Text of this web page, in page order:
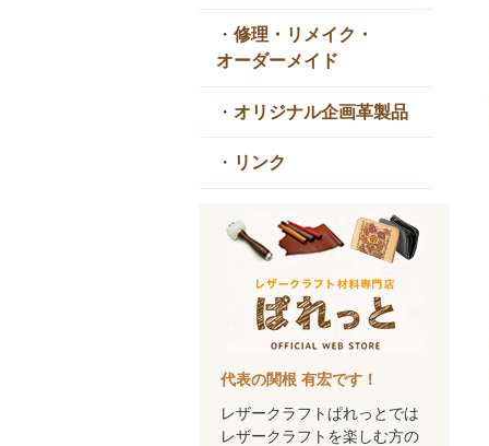
・ 修理・リメイク・
オーダーメイド
・ オリジナル企画革製品
・ リンク
代表の関根 有宏です！
レザークラフトぱれっとでは
レザークラフトを楽しむ方の